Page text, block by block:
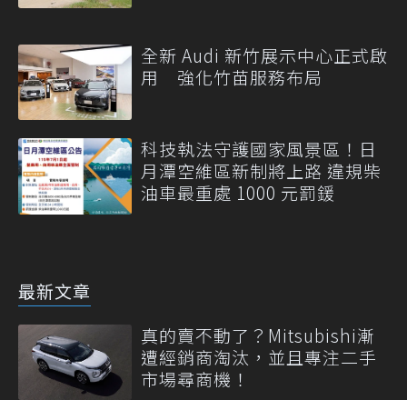
全新 Audi 新竹展示中心正式啟
用 強化竹苗服務布局
科技執法守護國家風景區！日
月潭空維區新制將上路 違規柴
油車最重處 1000 元罰鍰
最新文章
真的賣不動了？Mitsubishi漸
遭經銷商淘汰，並且專注二手
市場尋商機！